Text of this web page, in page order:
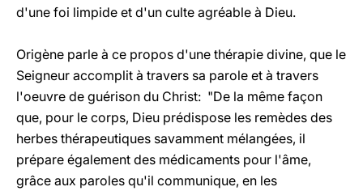
d'une foi limpide et d'un culte agréable à Dieu.
Origène parle à ce propos d'une thérapie divine, que le
Seigneur accomplit à travers sa parole et à travers
l'oeuvre de guérison du Christ: "De la même façon
que, pour le corps, Dieu prédispose les remèdes des
herbes thérapeutiques savamment mélangées, il
prépare également des médicaments pour l'âme,
grâce aux paroles qu'il communique, en les